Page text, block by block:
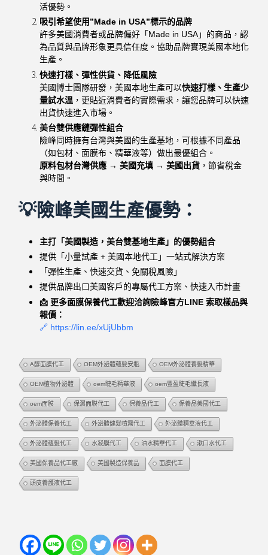
活優勢。
吸引希望使用”Made in USA”標示的品牌
許多美國消費者或品牌偏好「Made in USA」的商品，認
為品質與品牌形象更具信任度。協助品牌實現美國本地化
生產。
快速打樣、彈性供貨、降低風險
美國博士團隊研發，美國本地生產可以快速打樣、生產少
量試水溫 ，更貼近消費者的實際需求，讓您品牌可以快速
出貨快速進入市場。
美台雙供應鏈彈性組合
險峰同時擁有台灣與美國的生產基地，可根據不同產品
（如包材、面膜布、精華液等）做出最優組合。
原料包材台灣供應 → 美國充填 → 美國出貨 ，節省稅金
與時間。
💡險峰美國生產優勢：
主打「美國製造，美台雙基地生產」的優勢組合
提供「小量試產 + 美國本地代工」一站式解決方案
「彈性生產、快速交貨、免關稅風險」
提供品牌出口美國客戶的專屬代工方案、快速入市計畫
📩 更多面膜保養代工歡迎洽詢險峰官方LINE 索取樣品與
報價：
🔗 https://lin.ee/xUjUbbm
A醇面膜代工 OEM外泌體蘊髮安瓶 OEM外泌體養髮精華
OEM植物外泌體 oem睫毛精華液 oem豐盈睫毛纖長液
oem面膜 保濕面膜代工 保養品代工 保養品美國代工
外泌體保養代工 外泌體健髮噴霧代工 外泌體精華液代工
外泌體蘊髮代工 水凝膜代工 油水精華代工 漱口水代工
美國保養品代工廠 美國製造保養品 面膜代工
頭皮養護液代工